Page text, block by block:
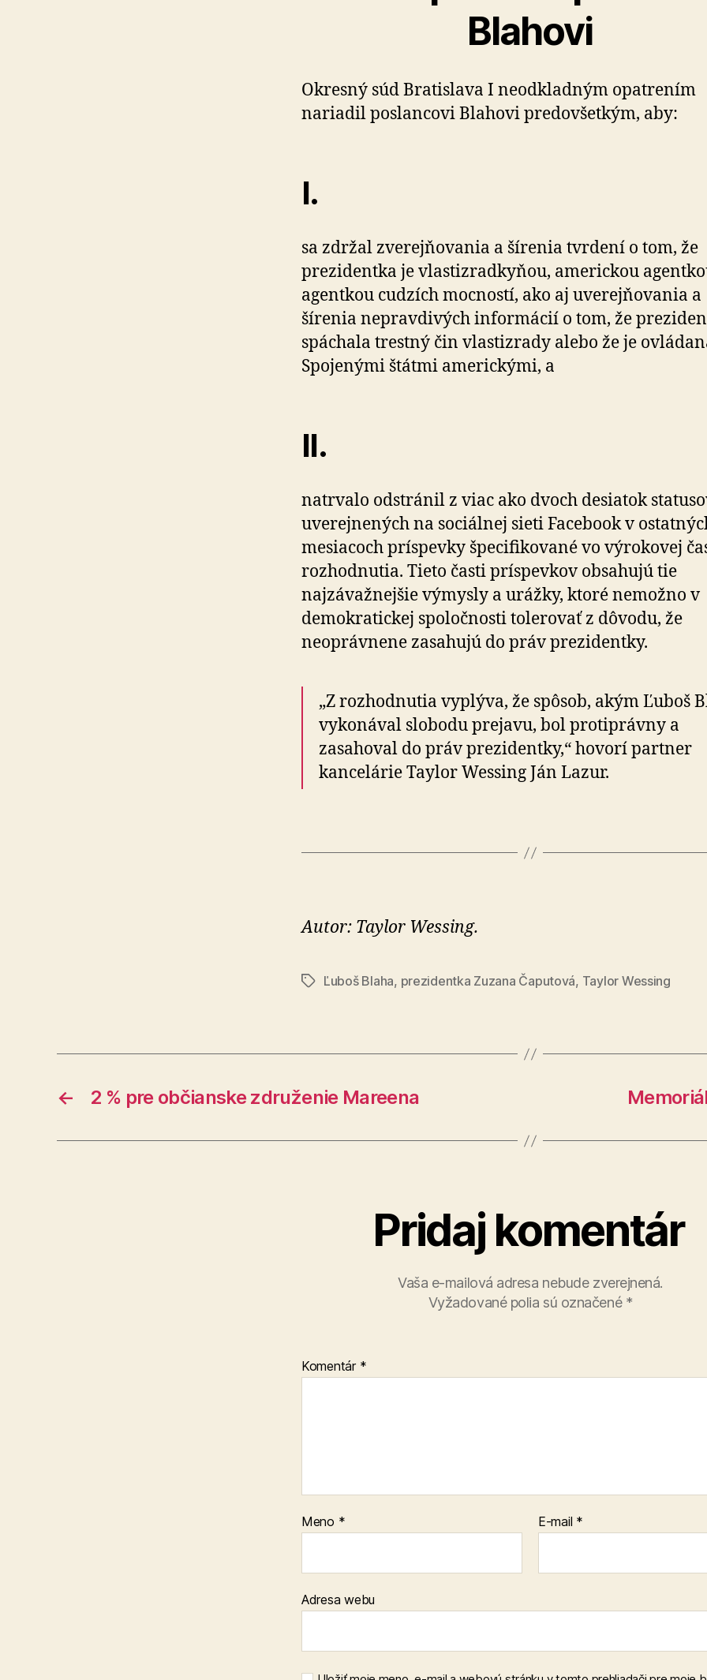
Blahovi
Okresný súd Bratislava I neodkladným opatrením
nariadil poslancovi Blahovi predovšetkým, aby:
I.
sa zdržal zverejňovania a šírenia tvrdení o tom, že
prezidentka je vlastizradkyňou, americkou
agentkou cudzích mocností, ako aj uverejňovania a
šírenia nepravdivých informácií o tom, že
spáchala trestný čin vlastizrady alebo že je
Spojenými štátmi americkými, a
II.
natrvalo odstránil z viac ako dvoch desiatok
uverejnených na sociálnej sieti Facebook v
mesiacoch príspevky špecifikované vo výrokovej
rozhodnutia. Tieto časti príspevkov obsahujú tie
najzávažnejšie výmysly a urážky, ktoré nemožno v
demokratickej spoločnosti tolerovať z dôvodu, že
neoprávnene zasahujú do práv prezidentky.
„Z rozhodnutia vyplýva, že spôsob, akým Ľuboš
vykonával slobodu prejavu, bol protiprávny a
zasahoval do práv prezidentky,“ hovorí partner
kancelárie Taylor Wessing Ján Lazur.
Autor: Taylor Wessing.
ZnačkyĽuboš Blaha, prezidentka Zuzana Čaputová, Taylor Wessing
← 2 % pre občianske združenie Mareena
Pridaj komentár
Vaša e-mailová adresa nebude zverejnená.
Vyžadované polia sú označené *
Komentár *
Meno * E-mail *
Adresa webu